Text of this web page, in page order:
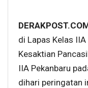
di Lapas Kelas
Kesaktian
IIA Pekanbaru
dihari peringatan